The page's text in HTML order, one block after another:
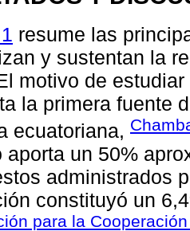
resume las
y sustentan la
motivo de
la primera fuente
ecuatoriana,
aporta un 50%
administrados
constituyó un
para la